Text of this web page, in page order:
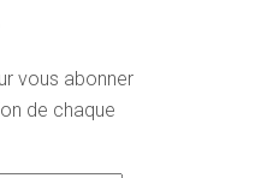
vous abonner
de chaque